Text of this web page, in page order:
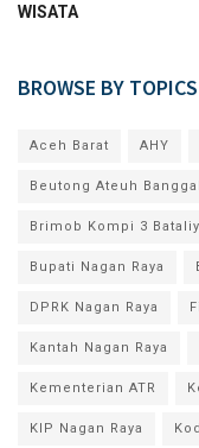
WISATA
BROWSE BY TOPICS
Aceh Barat AHY
Beutong Ateuh
Brimob Kompi 3
Bupati Nagan Raya
DPRK Nagan Raya
Kantah Nagan Raya
Kementerian ATR
KIP Nagan Raya